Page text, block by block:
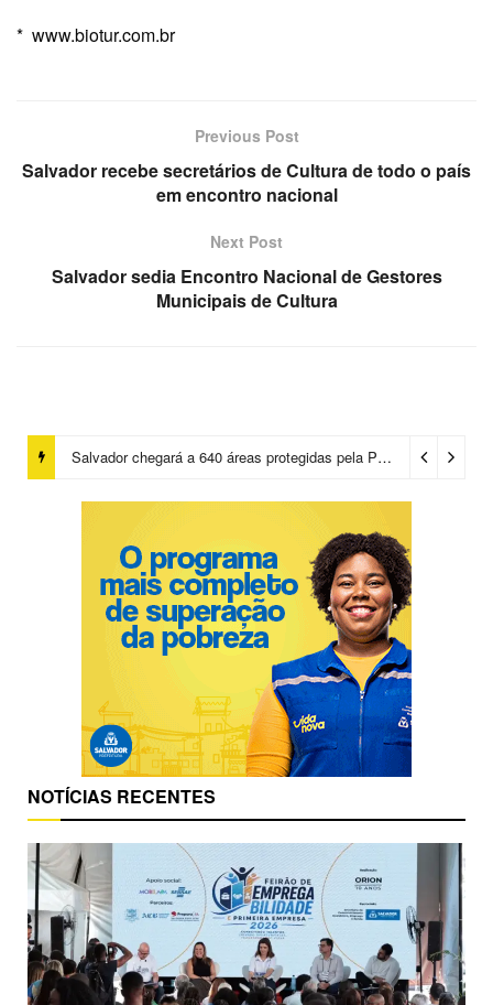
* www.biotur.com.br
Previous Post
Salvador recebe secretários de Cultura de todo o país
em encontro nacional
Next Post
Salvador sedia Encontro Nacional de Gestores
Municipais de Cultura
Salvador chegará a 640 áreas protegidas pela Prefeitura com investimentos em contenções de encostas e prevenção de riscos
NOTÍCIAS RECENTES